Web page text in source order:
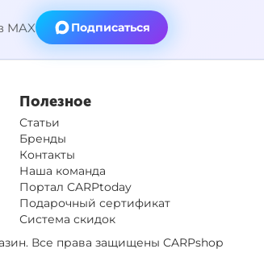
MAX Подписаться
Полезное
Статьи
Бренды
Контакты
Наша команда
Портал CARPtoday
Подарочный сертификат
Система скидок
Все права защищены CARPshop